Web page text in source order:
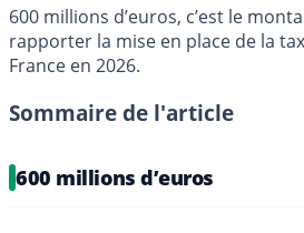
600 millions d’euros, c’est le
rapporter la mise en place de la
France en 2026.
Sommaire de l'article
600 millions d’euros